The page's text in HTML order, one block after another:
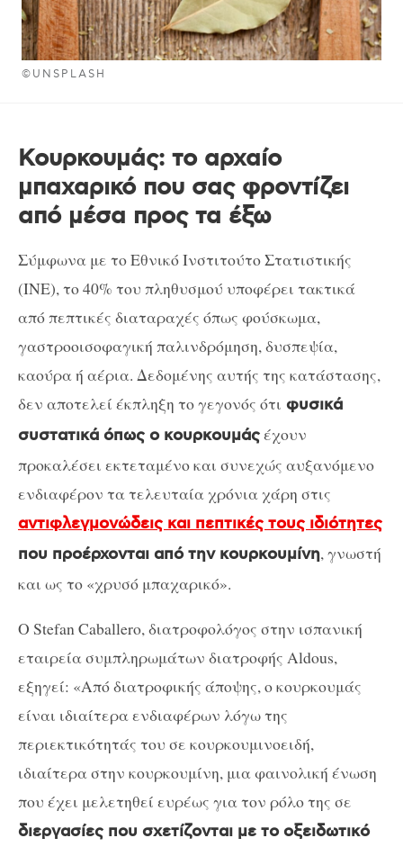
©UNSPLASH
Κουρκουμάς: το αρχαίο
μπαχαρικό που σας φροντίζει
από μέσα προς τα έξω
Σύμφωνα με το Εθνικό Ινστιτούτο Στατιστικής
(INE), το 40% του πληθυσμού υποφέρει τακτικά
από πεπτικές διαταραχές όπως φούσκωμα,
γαστροοισοφαγική παλινδρόμηση, δυσπεψία,
καούρα ή αέρια. Δεδομένης αυτής της κατάστασης,
δεν αποτελεί έκπληξη το γεγονός ότι φυσικά
συστατικά όπως ο κουρκουμάςέχουν
προκαλέσει εκτεταμένο και συνεχώς αυξανόμενο
ενδιαφέρον τα τελευταία χρόνια χάρη στις
αντιφλεγμονώδεις και πεπτικές τους ιδιότητες
που προέρχονται από την κουρκουμίνη, γνωστή
και ως το «χρυσό μπαχαρικό».
Ο Stefan Caballero, διατροφολόγος στην ισπανική
εταιρεία συμπληρωμάτων διατροφής Aldous,
εξηγεί: «Από διατροφικής άποψης, ο κουρκουμάς
είναι ιδιαίτερα ενδιαφέρων λόγω της
περιεκτικότητάς του σε κουρκουμινοειδή,
ιδιαίτερα στην κουρκουμίνη, μια φαινολική ένωση
που έχει μελετηθεί ευρέως για τον ρόλο της σε
διεργασίες που σχετίζονται με το οξειδωτικό